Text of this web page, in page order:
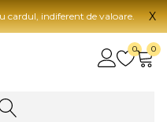
indiferent de valoare. X
0 0